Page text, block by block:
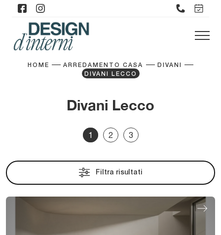
HOME ARREDAMENTO CASA
DIVANI
DIVANI LECCO
Divani Lecco
1 2 3
Filtra risultati